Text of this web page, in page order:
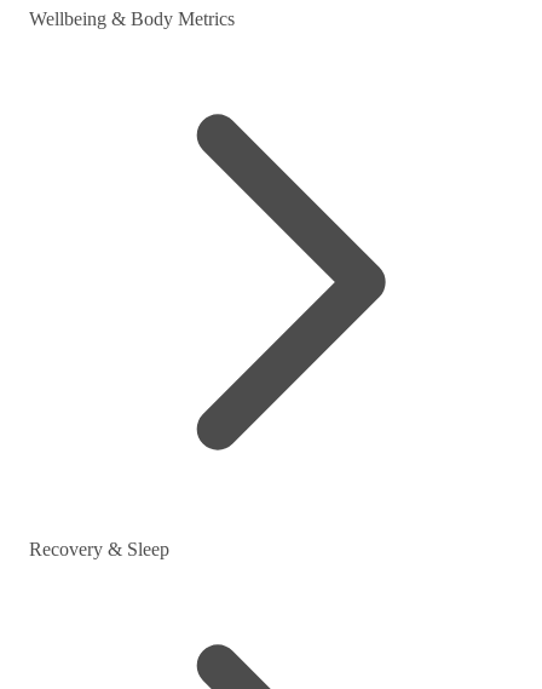
Wellbeing & Body Metrics
Recovery & Sleep